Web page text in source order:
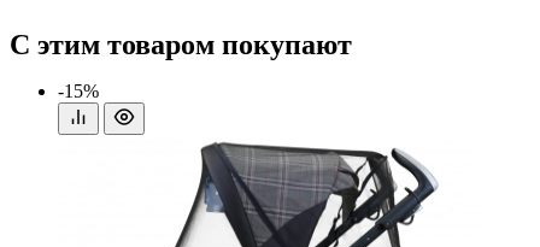
С этим товаром покупают
-15%